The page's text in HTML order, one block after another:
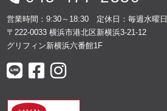
営業時間：9:30～18:30 定休日：毎週水曜日
〒222-0033 横浜市港北区新横浜3-21-12
グリフィン新横浜六番館1F